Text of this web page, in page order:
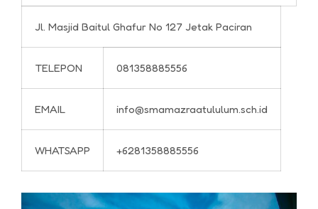
Jl. Masjid Baitul Ghafur No 127 Jetak Paciran
TELEPON 081358885556
EMAIL info@smamazraatululum.sch.id
WHATSAPP +6281358885556